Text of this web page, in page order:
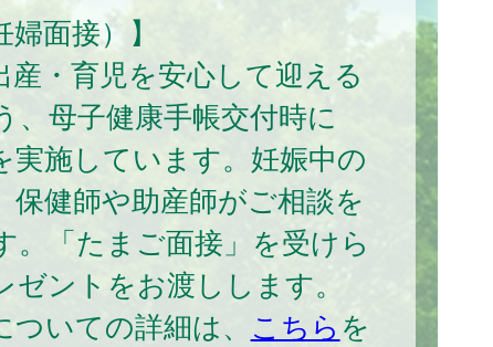
面接）】
・育児を安心して迎える
、母子健康手帳交付時に
実施しています。妊娠中の
保健師や助産師がご相談を
。「たまご面接」を受けら
ントをお渡しします。
ついての詳細は、 こちら を